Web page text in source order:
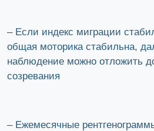
– Если индекс миграции
общая моторика стабильна,
наблюдение можно отложить
созревания
– Ежемесячные